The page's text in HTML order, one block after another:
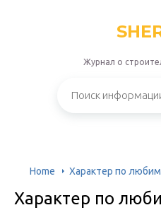
Журнал о
Home Характер по
Характер по